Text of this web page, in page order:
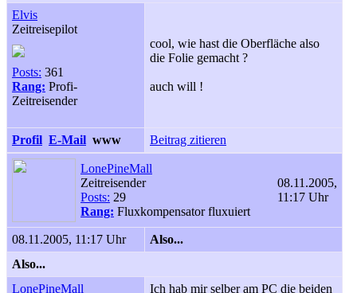
Elvis
Zeitreisepilot
Posts: 361
Rang: Profi-
Zeitreisender
cool, wie hast die Oberfläche also
die Folie gemacht ?
auch will !
Profil E-Mail www Beitrag zitieren
LonePineMall
Zeitreisender
Posts: 29
Rang: Fluxkompensator fluxuiert
08.11.2005,
11:17 Uhr
08.11.2005, 11:17 Uhr
Also...
Also...
LonePineMall
Ich hab mir selber am PC die beiden